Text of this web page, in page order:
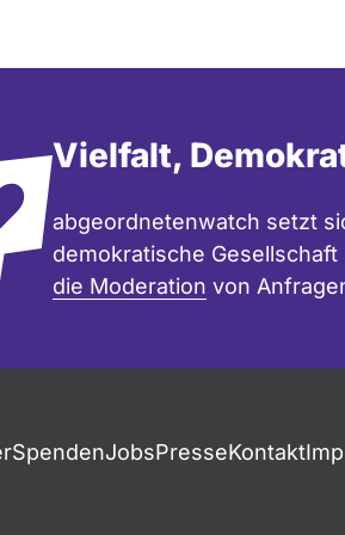
Vielfalt,
abgeordnetenwatch setzt
demokratische
die Moderation von
SpendenJobsPresseKontakt